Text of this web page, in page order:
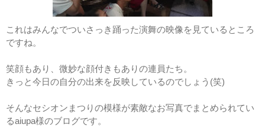
これはみんなでついさっき踊った演舞の映像を見ているところ
ですね。
笑顔もあり、微妙な顔付きもありの連員たち。
きっと今日の自分の出来を反映しているのでしょう(笑)
そんなセシオンまつりの模様が素敵なお写真でまとめられてい
るaiupa様のブログです。